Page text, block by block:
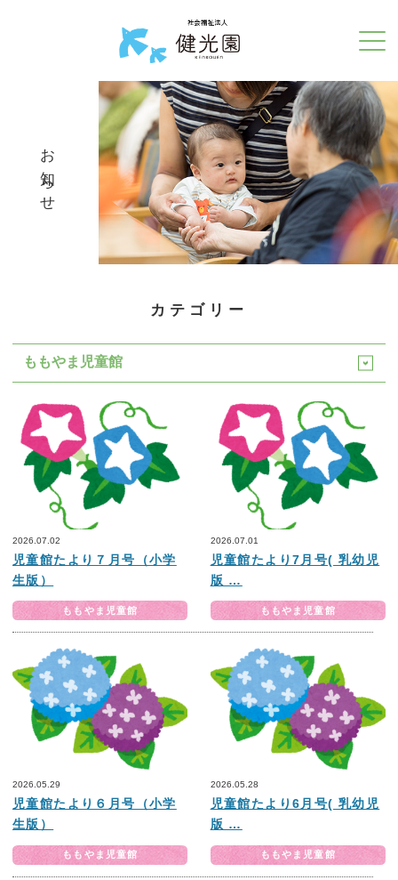
お知らせ
カテゴリー
2026.07.02
児童館たより７月号（小学
生版）
ももやま児童館
2026.07.01
児童館たより7月号( 乳幼児
版 …
ももやま児童館
2026.05.29
児童館たより６月号（小学
生版）
ももやま児童館
2026.05.28
児童館たより6月号( 乳幼児
版 …
ももやま児童館